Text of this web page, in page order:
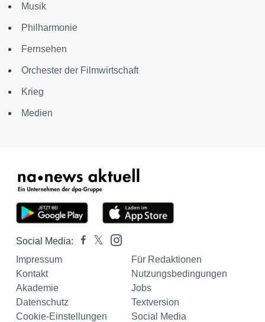
Musik
Philharmonie
Fernsehen
Orchester der Filmwirtschaft
Krieg
Medien
Social Media:
Impressum
Für Redaktionen
Kontakt
Nutzungsbedingungen
Akademie
Jobs
Datenschutz
Textversion
Cookie-Einstellungen
Social Media